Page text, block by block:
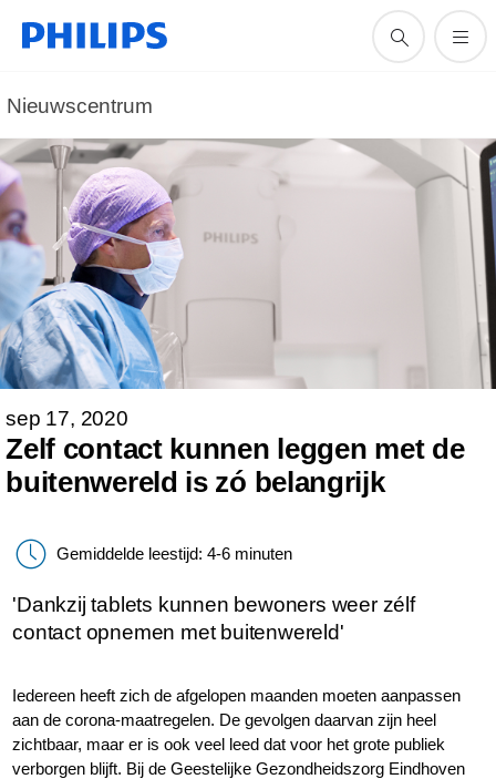
Nieuwscentrum
sep 17, 2020
Zelf contact kunnen leggen met de
buitenwereld is zó belangrijk
Gemiddelde leestijd: 4-6 minuten
'Dankzij tablets kunnen bewoners weer zélf
contact opnemen met buitenwereld'
Iedereen heeft zich de afgelopen maanden moeten aanpassen
aan de corona-maatregelen. De gevolgen daarvan zijn heel
zichtbaar, maar er is ook veel leed dat voor het grote publiek
verborgen blijft. Bij de Geestelijke Gezondheidszorg Eindhoven